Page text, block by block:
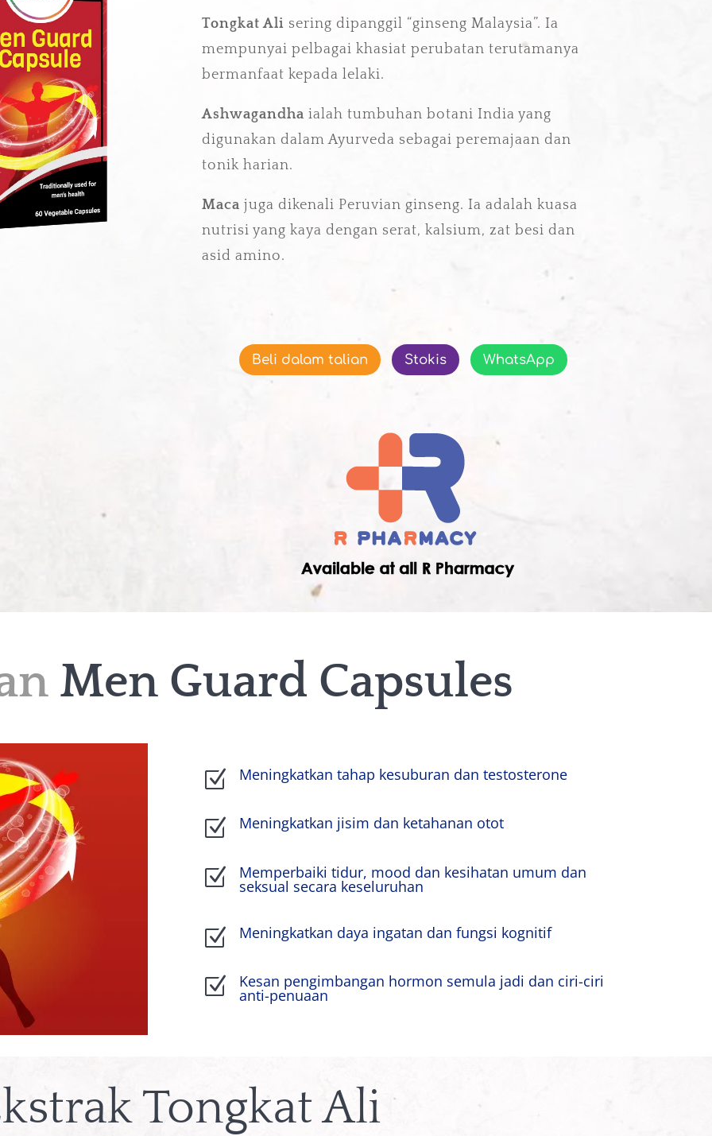
Tongkat Ali sering dipanggil “ginseng Malaysia”. Ia
mempunyai pelbagai khasiat perubatan terutamanya
bermanfaat kepada lelaki.
Ashwagandha ialah tumbuhan botani India yang
digunakan dalam Ayurveda sebagai peremajaan dan
tonik harian.
Maca juga dikenali Peruvian ginseng. Ia adalah kuasa
nutrisi yang kaya dengan serat, kalsium, zat besi dan
asid amino.
Beli dalam talian Stokis WhatsApp
Men Guard Capsules
Z Meningkatkan tahap kesuburan dan testosterone
Z Meningkatkan jisim dan ketahanan otot
Z Memperbaiki tidur, mood dan kesihatan umum dan
seksual secara keseluruhan
Z Meningkatkan daya ingatan dan fungsi kognitif
Z Kesan pengimbangan hormon semula jadi dan ciri-ciri
anti-penuaan
Tongkat Ali